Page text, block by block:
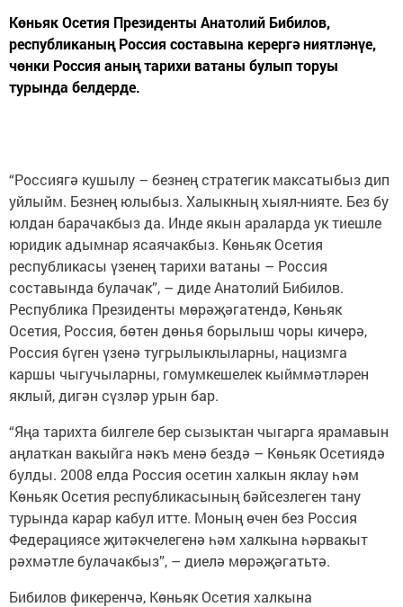
Көньяк Осетия Президенты Анатолий Бибилов,
республиканың Россия составына керергә ниятләнүе,
чөнки Россия аның тарихи ватаны булып торуы
турында белдерде.
“Россиягә кушылу – безнең стратегик максатыбыз дип
уйлыйм. Безнең юлыбыз. Халыкның хыял-нияте. Без бу
юлдан барачакбыз да. Инде якын араларда ук тиешле
юридик адымнар ясаячакбыз. Көньяк Осетия
республикасы үзенең тарихи ватаны – Россия
составында булачак”, – диде Анатолий Бибилов.
Республика Президенты мөрәҗәгатендә, Көньяк
Осетия, Россия, бөтен дөнья борылыш чоры кичерә,
Россия бүген үзенә тугрылыклыларны, нацизмга
каршы чыгучыларны, гомумкешелек кыйммәтләрен
яклый, дигән сүзләр урын бар.
“Яңа тарихта билгеле бер сызыктан чыгарга ярамавын
аңлаткан вакыйга нәкъ менә бездә – Көньяк Осетиядә
булды. 2008 елда Россия осетин халкын яклау һәм
Көньяк Осетия республикасының бәйсезлеген тану
турында карар кабул итте. Моның өчен без Россия
Федерациясе җитәкчелегенә һәм халкына һәрвакыт
рәхмәтле булачакбыз”, – диелә мөрәҗәгатьтә.
Бибилов фикеренчә, Көньяк Осетия халкына